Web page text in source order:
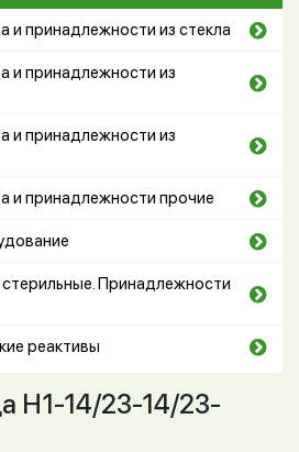
и принадлежности из стекла
и принадлежности из
и принадлежности из
и принадлежности прочие
Принадлежности
реактивы
Н1-14/23-14/23-